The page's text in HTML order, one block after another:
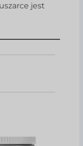
jest